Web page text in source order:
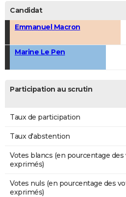
Candidat
Emmanuel Macron
Marine Le Pen
Participation au scrutin
Taux de participation
Taux d'abstention
Votes blancs (en pourcentage des
exprimés)
Votes nuls (en pourcentage des
exprimés)